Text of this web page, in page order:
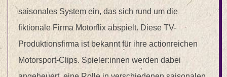
saisonales System ein, das sich rund um die
fiktionale Firma Motorflix abspielt. Diese TV-
Produktionsfirma ist bekannt für ihre actionreichen
Motorsport-Clips. Spieler:innen werden dabei